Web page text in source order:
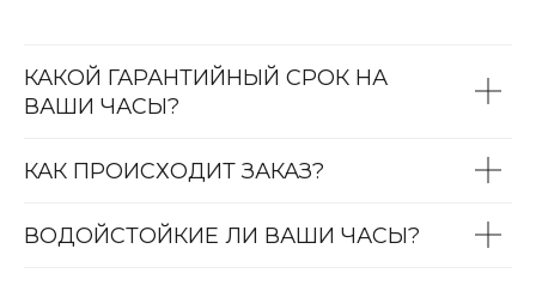
КАКОЙ ГАРАНТИЙНЫЙ СРОК НА
ВАШИ ЧАСЫ?
КАК ПРОИСХОДИТ ЗАКАЗ?
ВОДОЙСТОЙКИЕ ЛИ ВАШИ ЧАСЫ?